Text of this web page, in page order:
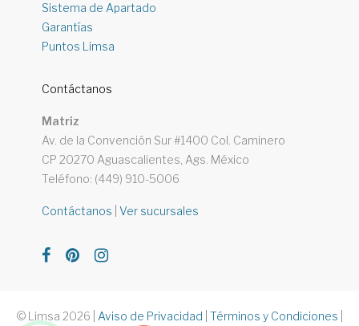
Sistema de Apartado
Garantías
Puntos Limsa
Contáctanos
Matriz
Av. de la Convención Sur #1400 Col. Caminero
CP 20270 Aguascalientes, Ags. México
Teléfono: (449) 910-5006
Contáctanos |Ver sucursales
© Limsa 2026 Aviso de Privacidad Términos y Condiciones